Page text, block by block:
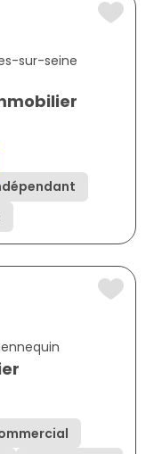
sur-seine